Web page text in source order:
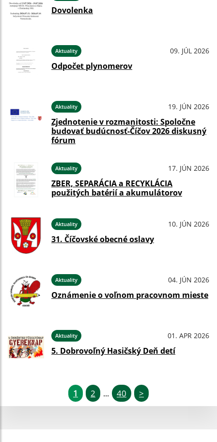
Dovolenka
Aktuality 09. JÚL 2026
Odpočet plynomerov
Aktuality 19. JÚN 2026
Zjednotenie v rozmanitosti: Spoločne
budovať budúcnosť-Číčov 2026 diskusný
fórum
Aktuality 17. JÚN 2026
ZBER, SEPARÁCIA a RECYKLÁCIA
použitých batérií a akumulátorov
Aktuality 10. JÚN 2026
31. Číčovské obecné oslavy
Aktuality 04. JÚN 2026
Oznámenie o voľnom pracovnom mieste
Aktuality 01. APR 2026
5. Dobrovoľný Hasičský Deň detí
1 2 ... 40 >